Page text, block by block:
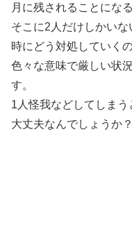
月に残されることにな
そこに2人だけしかい
時にどう対処していく
色々な意味で厳しい状
す。
1人怪我などしてしまう
大丈夫なんでしょうか？